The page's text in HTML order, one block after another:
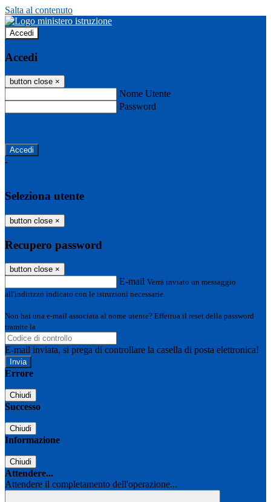
Salta al contenuto
Accedi
Accedi
button close ×
Nome Utente
Password
-
Seleziona utente
button close ×
Recupero password
button close ×
E-mail Verrà inviato un messaggio
all'indirizzo indicato con le istruzioni necessarie.
Non hai una e-mail associata al nome utente? Effettua il reset della password
tramite la
E-mail inviata, si prega di controllare la casella di posta elettronica!
Errore
Chiudi
Successo
Chiudi
Informazione
Chiudi
Attendere...
Attendere il completamento dell'operazione...